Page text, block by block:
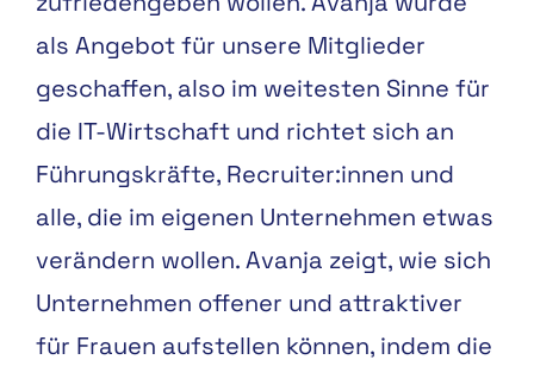
als Angebot für unsere Mitglieder
geschaffen, also im weitesten Sinne für
die IT-Wirtschaft und richtet sich an
Führungskräfte, Recruiter:innen und
alle, die im eigenen Unternehmen etwas
verändern wollen. Avanja zeigt, wie sich
Unternehmen offener und attraktiver
für Frauen aufstellen können, indem die